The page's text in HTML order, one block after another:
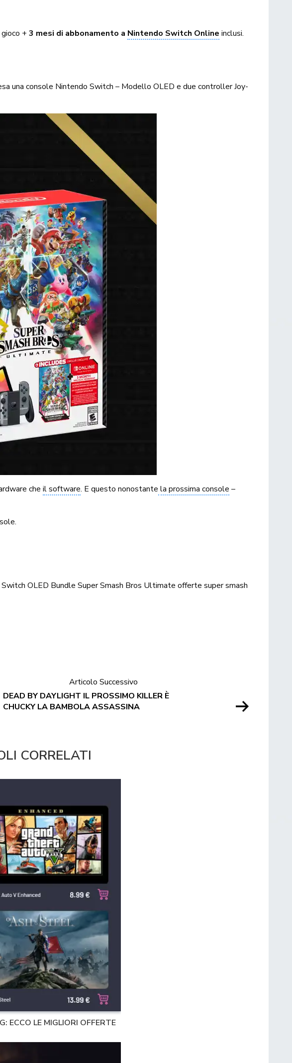
gioco +3 mesi di abbonamento a Nintendo Switch Online inclusi.
una console Nintendo Switch – Modello OLED e due controller Joy-
cheil software. E questo nonostante la prossima console –
OLED Bundle Super Smash Bros Ultimate offerte super smash
Articolo Successivo
DEAD BY DAYLIGHT IL PROSSIMO KILLER È
CHUCKY LA BAMBOLA ASSASSINA
CORRELATI
ECCO LE MIGLIORI OFFERTE